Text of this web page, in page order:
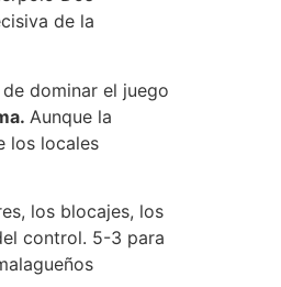
de la
dominar el juego
Aunque la
los locales
los blocajes, los
control. 5-3 para